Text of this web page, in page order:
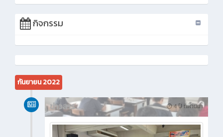
กิจกรรม
กันยายน 2022
4 ปี ที่ผ่านมา
ข่าวสาร